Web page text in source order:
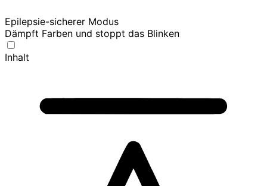
Epilepsie-sicherer Modus
Dämpft Farben und stoppt das Blinken
Inhalt